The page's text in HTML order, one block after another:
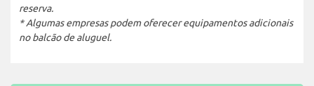
reserva.
* Algumas empresas podem oferecer equipamentos adicionais
no balcão de aluguel.